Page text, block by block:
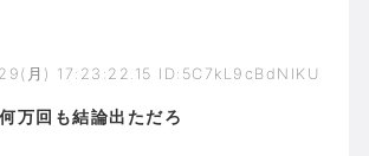
月) 17:23:22.15 ID:5C7kL9cBdNIKU
万回も結論出ただろ